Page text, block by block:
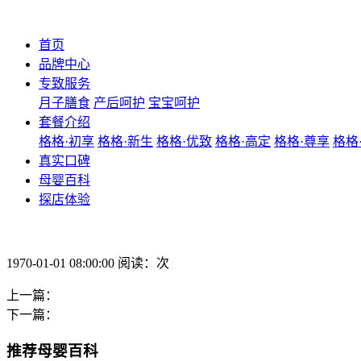
首页
品牌中心
专致服务
月子膳食 产后呵护 宝宝呵护
套餐介绍
格格·初享 格格·新生 格格·优致 格格·高定 格格·尊享 格格
真实口碑
母婴百科
探店体验
1970-01-01 08:00:00 阅读：次
上一篇：
下一篇：
推荐母婴百科